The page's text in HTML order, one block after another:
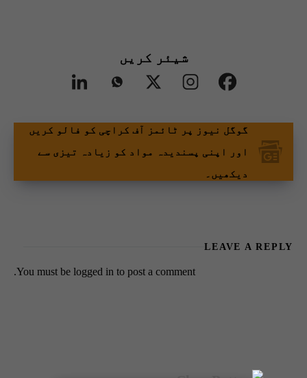
شیئر کریں
گوگل نیوز پر ٹائمز آف کراچی کو فالو کریں
اور اپنی پسندیدہ مواد کو زیادہ تیزی سے
دیکھیں۔
LEAVE A REPLY
You must be logged in to post a comment.